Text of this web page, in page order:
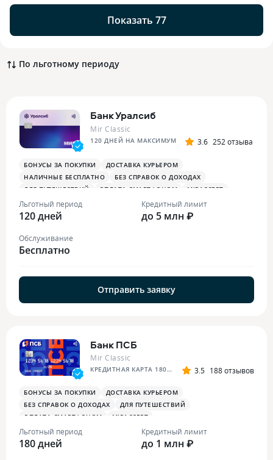
Показать 77
По льготному периоду
Банк Уралсиб
Mir Classic
120 ДНЕЙ НА МАКСИМУМ 3.6 252 отзыва
БОНУСЫ ЗА ПОКУПКИ
ДОСТАВКА КУРЬЕРОМ
НАЛИЧНЫЕ БЕСПЛАТНО
БЕЗ СПРАВОК О ДОХОДАХ
ДЛЯ ПУТЕШЕСТВИЙ
ОПЛАТА СМАРТФОНОМ MIRACCEPT
Льготный период
120 дней
Кредитный лимит
до 5 млн ₽
Обслуживание
Бесплатно
Отправить заявку
Банк ПСБ
Mir Classic
КРЕДИТНАЯ КАРТА 180 ДНЕЙ БЕЗ % 3.5 188 отзывов
БОНУСЫ ЗА ПОКУПКИ
ДОСТАВКА КУРЬЕРОМ
БЕЗ СПРАВОК О ДОХОДАХ
ДЛЯ ПУТЕШЕСТВИЙ
ОПЛАТА СМАРТФОНОМ
MIRACCEPT
БОНУСЫ ЗА МЕДИЦИНСКИЕ УСЛУГИ
Льготный период
180 дней
Кредитный лимит
до 1 млн ₽